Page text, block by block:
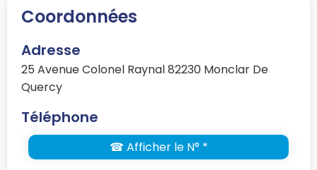
Coordonnées
Adresse
25 Avenue Colonel Raynal 82230 Monclar De
Quercy
Téléphone
☎ Afficher le N° *